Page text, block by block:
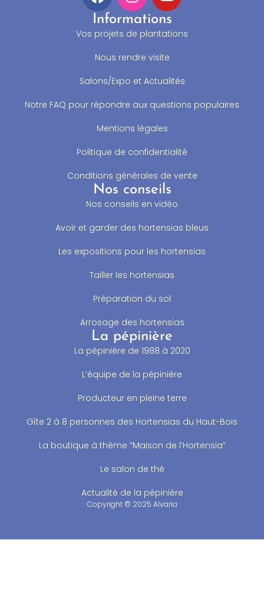
Informations
Vos projets de plantations
Nous rendre visite
Salons/Expo et Actualités
Notre FAQ pour répondre aux questions populaires
Mentions légales
Politique de confidentialité
Conditions générales de vente
Nos conseils
Nos conseils en vidéo
Avoir et garder des hortensias bleus
Les expositions pour les hortensias
Tailler les hortensias
Préparation du sol
Arrosage des hortensias
La pépinière
La pépinière de 1988 à 2020
L’équipe de la pépinière
Producteur en pleine terre
Gîte 2 à 8 personnes des Hortensias du Haut-Bois
La boutique à thème “Maison de l’Hortensia”
Le salon de thé
Actualité de la pépinière
Copyright © 2025 Alvaria